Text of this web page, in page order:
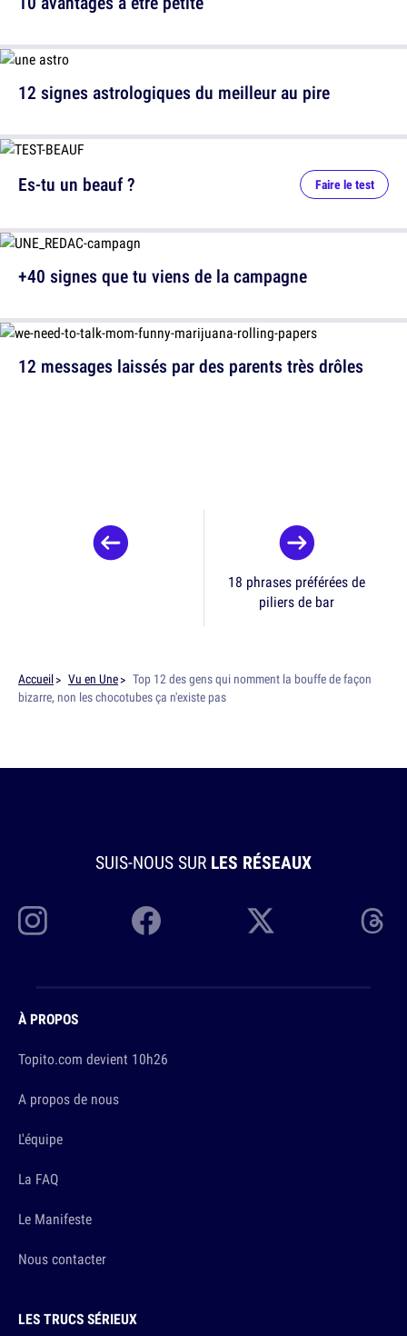
12 signes astrologiques du meilleur au pire
12 messages laissés par des parents très drôles
Es-tu un beauf ? Faire le test
+40 signes que tu viens de la campagne
18 phrases préférées de
piliers de bar
Accueil Vu en Une
Top 12 des gens qui nomment la bouffe de façon
bizarre, non les chocotubes ça n'existe pas
SUIS-NOUS SUR LES RÉSEAUX
À PROPOS
Topito.com devient 10h26
A propos de nous
L'équipe
La FAQ
Le Manifeste
Nous contacter
LES TRUCS SÉRIEUX